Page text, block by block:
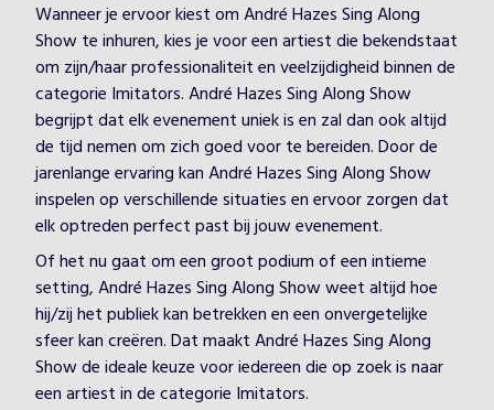
Wanneer je ervoor kiest om André Hazes Sing Along
Show te inhuren, kies je voor een artiest die bekendstaat
om zijn/haar professionaliteit en veelzijdigheid binnen de
categorie Imitators. André Hazes Sing Along Show
begrijpt dat elk evenement uniek is en zal dan ook altijd
de tijd nemen om zich goed voor te bereiden. Door de
jarenlange ervaring kan André Hazes Sing Along Show
inspelen op verschillende situaties en ervoor zorgen dat
elk optreden perfect past bij jouw evenement.
Of het nu gaat om een groot podium of een intieme
setting, André Hazes Sing Along Show weet altijd hoe
hij/zij het publiek kan betrekken en een onvergetelijke
sfeer kan creëren. Dat maakt André Hazes Sing Along
Show de ideale keuze voor iedereen die op zoek is naar
een artiest in de categorie Imitators.